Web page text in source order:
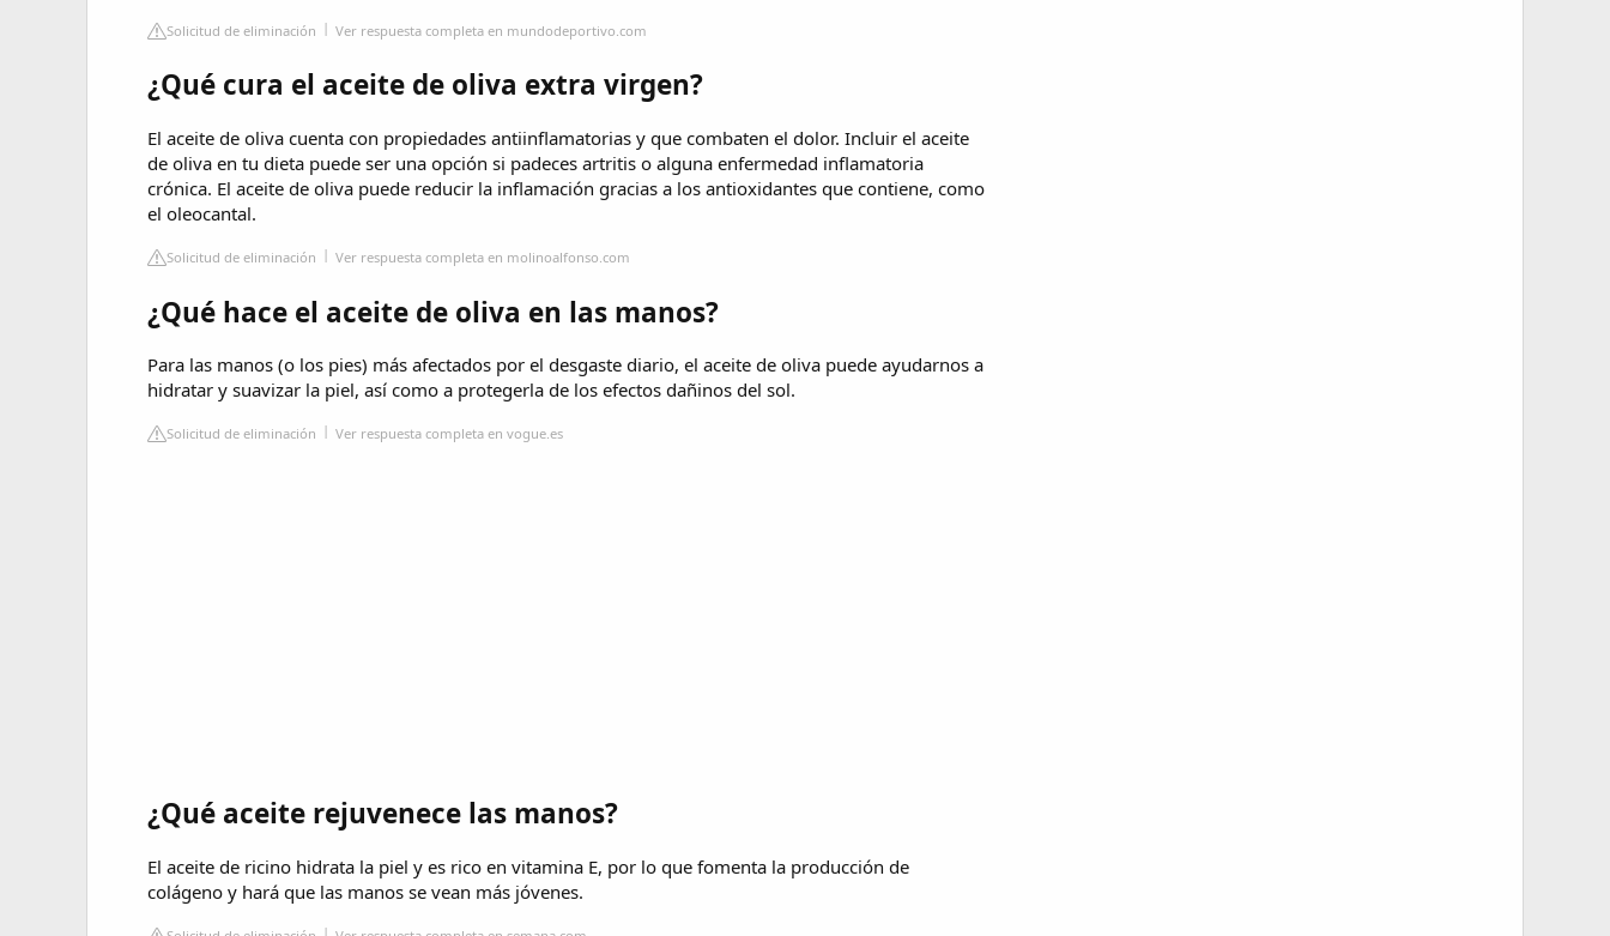
Solicitud de eliminación Ver respuesta completa en mundodeportivo.com
¿Qué cura el aceite de oliva extra virgen?
El aceite de oliva cuenta con propiedades antiinflamatorias y que combaten el dolor. Incluir el aceite
de oliva en tu dieta puede ser una opción si padeces artritis o alguna enfermedad inflamatoria
crónica. El aceite de oliva puede reducir la inflamación gracias a los antioxidantes que contiene, como
el oleocantal.
Solicitud de eliminación Ver respuesta completa en molinoalfonso.com
¿Qué hace el aceite de oliva en las manos?
Para las manos (o los pies) más afectados por el desgaste diario, el aceite de oliva puede ayudarnos a
hidratar y suavizar la piel, así como a protegerla de los efectos dañinos del sol.
Solicitud de eliminación Ver respuesta completa en vogue.es
¿Qué aceite rejuvenece las manos?
El aceite de ricino hidrata la piel y es rico en vitamina E, por lo que fomenta la producción de
colágeno y hará que las manos se vean más jóvenes.